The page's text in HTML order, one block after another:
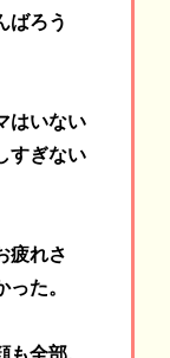
ばろう
はいない
すぎない
疲れさ
た。
全部、